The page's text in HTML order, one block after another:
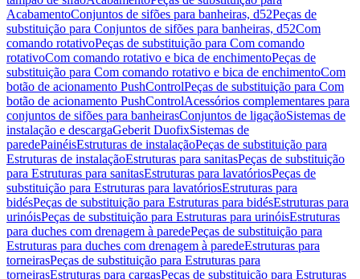
AcabamentoConjuntos de sifões para banheiras, d52Peças de
substituição para Conjuntos de sifões para banheiras, d52Com
comando rotativoPeças de substituição para Com comando
rotativoCom comando rotativo e bica de enchimentoPeças de
substituição para Com comando rotativo e bica de enchimentoCom
botão de acionamento PushControlPeças de substituição para Com
botão de acionamento PushControlAcessórios complementares para
conjuntos de sifões para banheirasConjuntos de ligaçãoSistemas de
instalação e descargaGeberit DuofixSistemas de
paredePainéisEstruturas de instalaçãoPeças de substituição para
Estruturas de instalaçãoEstruturas para sanitasPeças de substituição
para Estruturas para sanitasEstruturas para lavatóriosPeças de
substituição para Estruturas para lavatóriosEstruturas para
bidésPeças de substituição para Estruturas para bidésEstruturas para
urinóisPeças de substituição para Estruturas para urinóisEstruturas
para duches com drenagem à paredePeças de substituição para
Estruturas para duches com drenagem à paredeEstruturas para
torneirasPeças de substituição para Estruturas para
torneirasEstruturas para cargasPeças de substituição para Estruturas